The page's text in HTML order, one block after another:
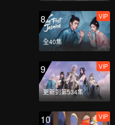
8
全40集
VIP
9
更新到第534集
VIP
10 VIP